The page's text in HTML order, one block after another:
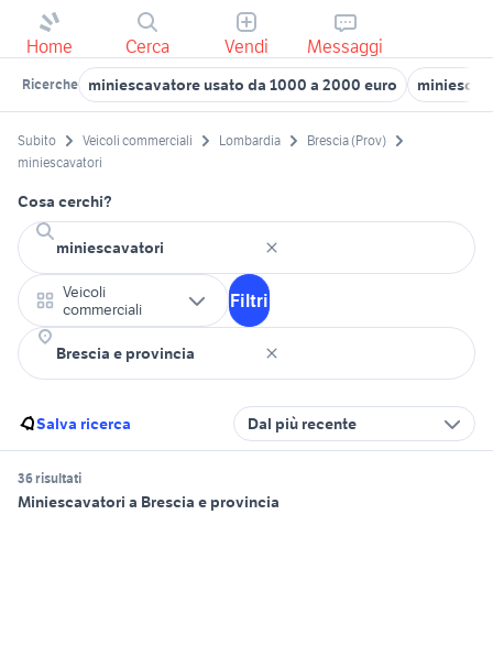
Home Cerca Vendi Messaggi
Ricerche miniescavatore usato da 1000 a 2000 euro
Subito Veicoli commerciali Lombardia
Brescia (Prov)
miniescavatori
Cosa cerchi?
Veicoli
commerciali
Filtri
Salva ricerca Dal più recente
36 risultati
Miniescavatori a Brescia e provincia